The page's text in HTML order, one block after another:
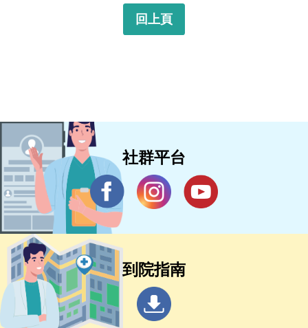
回上頁
社群平台
到院指南